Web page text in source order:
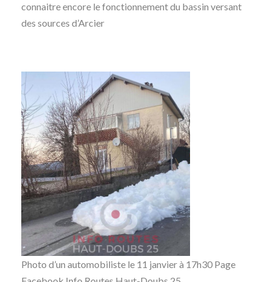
connaitre encore le fonctionnement du bassin versant
des sources d’Arcier
Photo d’un automobiliste le 11 janvier à 17h30 Page